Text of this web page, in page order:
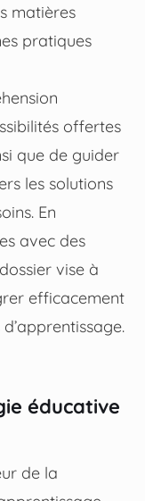
matières
pratiques
offertes
que de guider
les solutions
En
avec des
vise à
efficacement
éducative
de la